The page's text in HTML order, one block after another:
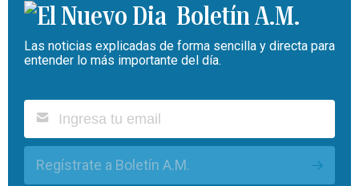
Boletín A.M.
Las noticias explicadas de forma sencilla y directa para
entender lo más importante del día.
Regístrate a Boletín A.M.